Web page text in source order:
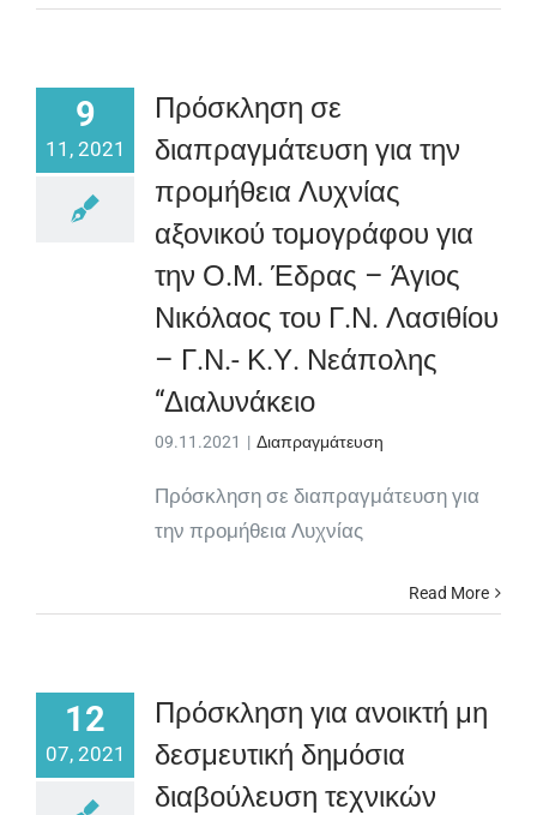
9
11, 2021
Πρόσκληση σε
διαπραγμάτευση για την
προμήθεια Λυχνίας
αξονικού τομογράφου για
την Ο.Μ. Έδρας – Άγιος
Νικόλαος του Γ.Ν. Λασιθίου
– Γ.Ν.- Κ.Υ. Νεάπολης
“Διαλυνάκειο
09.11.2021 | Διαπραγμάτευση
Πρόσκληση σε διαπραγμάτευση για
την προμήθεια Λυχνίας
Read More
12
07, 2021
Πρόσκληση για ανοικτή μη
δεσμευτική δημόσια
διαβούλευση τεχνικών